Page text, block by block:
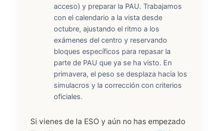
acceso) y preparar la PAU. Trabajamos
con el calendario a la vista desde
octubre, ajustando el ritmo a los
exámenes del centro y reservando
bloques específicos para repasar la
parte de PAU que ya se ha visto. En
primavera, el peso se desplaza hacia los
simulacros y la corrección con criterios
oficiales.
Si vienes de la ESO y aún no has empezado